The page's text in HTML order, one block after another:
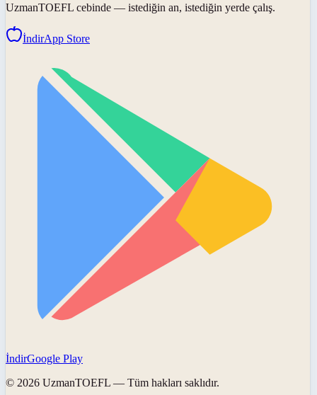
UzmanTOEFL cebinde — istediğin an, istediğin yerde çalış.
İndirApp Store
İndirGoogle Play
© 2026 UzmanTOEFL — Tüm hakları saklıdır.